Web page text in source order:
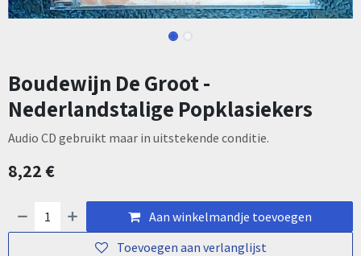
Boudewijn De Groot -
Nederlandstalige Popklasiekers
Audio CD gebruikt maar in uitstekende conditie.
8,22€
Aan winkelmandje toevoegen
Toevoegen aan verlanglijst